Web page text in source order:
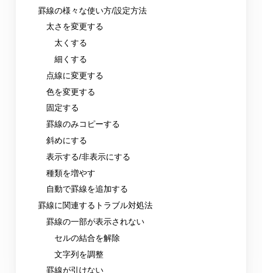
罫線の様々な使い方/設定方法
太さを変更する
太くする
細くする
点線に変更する
色を変更する
固定する
罫線のみコピーする
斜めにする
表示する/非表示にする
種類を増やす
自動で罫線を追加する
罫線に関連するトラブル対処法
罫線の一部が表示されない
セルの結合を解除
文字列を調整
罫線が引けない